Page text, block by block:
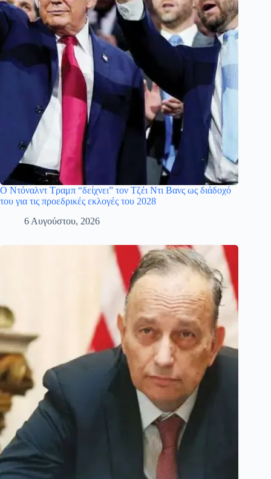
Ο Ντόναλντ Τραμπ “δείχνει” τον Τζέι Ντι Βανς ως διάδοχό
του για τις προεδρικές εκλογές του 2028
6 Αυγούστου, 2026